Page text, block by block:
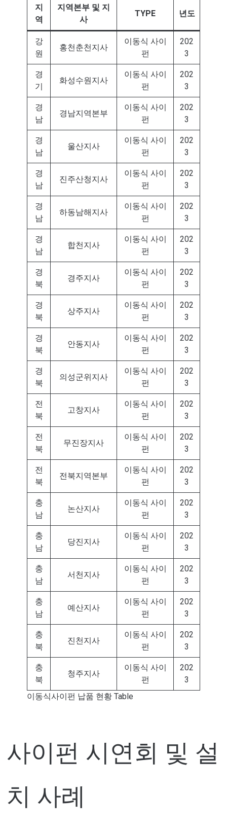
지
역
지역본부 및 지
사
TYPE 년도
강
원
홍천춘천지사
이동식 사이
펀
202
3
경
기
화성수원지사
이동식 사이
펀
202
3
경
남
경남지역본부
이동식 사이
펀
202
3
경
남
울산지사
이동식 사이
펀
202
3
경
남
진주산청지사
이동식 사이
펀
202
3
경
남
하동남해지사
이동식 사이
펀
202
3
경
남
합천지사
이동식 사이
펀
202
3
경
북
경주지사
이동식 사이
펀
202
3
경
북
상주지사
이동식 사이
펀
202
3
경
북
안동지사
이동식 사이
펀
202
3
경
북
의성군위지사
이동식 사이
펀
202
3
전
북
고창지사
이동식 사이
펀
202
3
전
북
무진장지사
이동식 사이
펀
202
3
전
북
전북지역본부
이동식 사이
펀
202
3
충
남
논산지사
이동식 사이
펀
202
3
충
남
당진지사
이동식 사이
펀
202
3
충
남
서천지사
이동식 사이
펀
202
3
충
남
예산지사
이동식 사이
펀
202
3
충
북
진천지사
이동식 사이
펀
202
3
충
북
청주지사
이동식 사이
펀
202
3
이동식사이펀 납품 현황 Table
사이펀 시연회 및 설
치 사례